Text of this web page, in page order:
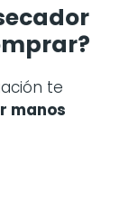
te
manos